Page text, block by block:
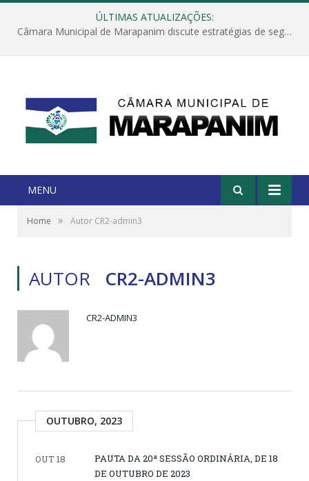
ÚLTIMAS ATUALIZAÇÕES:
Câmara Municipal de Marapanim discute estratégias de segurança com autoridades e poder executivo
MENU
Home » Autor CR2-admin3
AUTOR CR2-ADMIN3
CR2-ADMIN3
OUTUBRO, 2023
OUT 18
PAUTA DA 20ª SESSÃO ORDINÁRIA, DE 18
DE OUTUBRO DE 2023